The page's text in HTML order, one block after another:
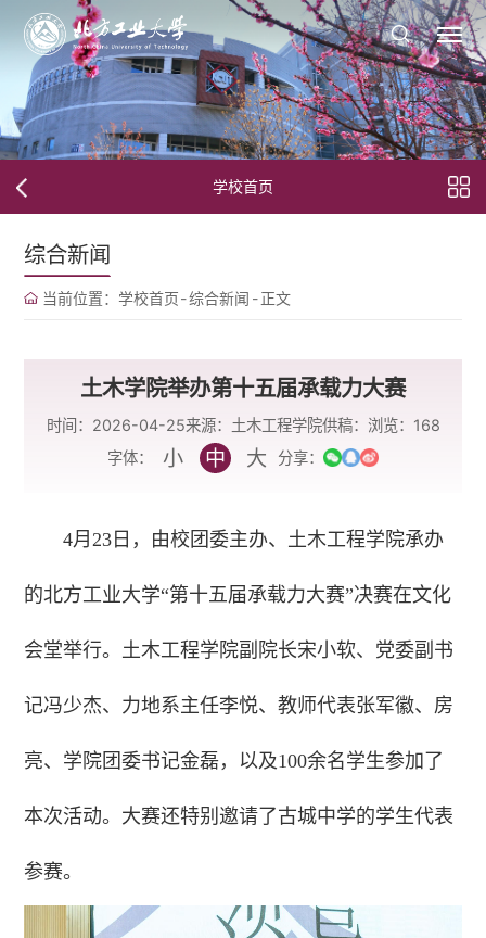
学校首页
综合新闻
当前位置： 学校首页-综合新闻 -正文
土木学院举办第十五届承载力大赛
时间：2026-04-25来源：土木工程学院供稿： 浏览： 168
字体：
小 中 大 分享：
4月23日，由校团委主办、土木工程学院承办
的北方工业大学“第十五届承载力大赛”决赛在文化
会堂举行。土木工程学院副院长宋小软、党委副书
记冯少杰、力地系主任李悦、教师代表张军徽、房
亮、学院团委书记金磊，以及100余名学生参加了
本次活动。大赛还特别邀请了古城中学的学生代表
参赛。